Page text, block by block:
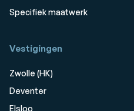
Specifiek maatwerk
Vestigingen
Zwolle (HK)
Deventer
Elsloo